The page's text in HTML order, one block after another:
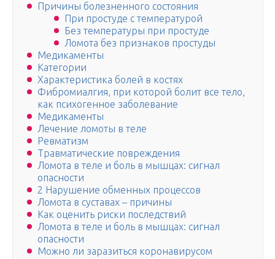
Причины болезненного состояния
При простуде с температурой
Без температуры при простуде
Ломота без признаков простуды
Медикаменты
Категории
Характеристика болей в костях
Фибромиалгия, при которой болит все тело,
как психогенное заболевание
Медикаменты
Лечение ломоты в теле
Ревматизм
Травматические повреждения
Ломота в теле и боль в мышцах: сигнал
опасности
2 Нарушение обменных процессов
Ломота в суставах – причины
Как оценить риски последствий
Ломота в теле и боль в мышцах: сигнал
опасности
Можно ли заразиться коронавирусом